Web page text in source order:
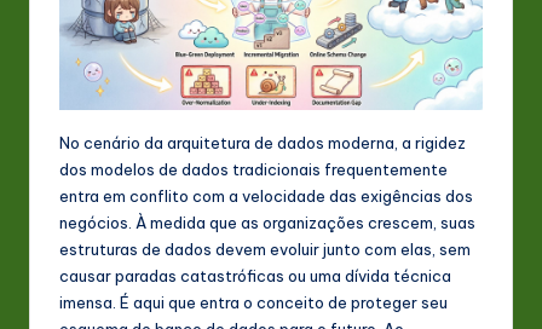
LNo cenário da arquitetura de dados moderna, a rigidez
dos modelos de dados tradicionais frequentemente
entra em conflito com a velocidade das exigências dos
negócios. À medida que as organizações crescem, suas
estruturas de dados devem evoluir junto com elas, sem
causar paradas catastróficas ou uma dívida técnica
imensa. É aqui que entra o conceito de proteger seu